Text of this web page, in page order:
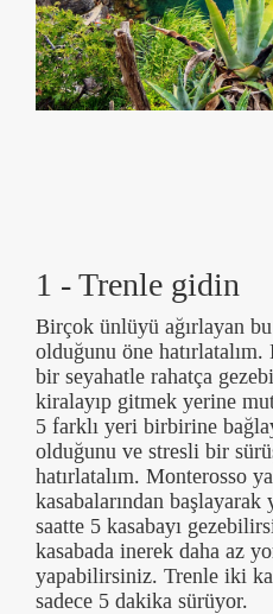
1 - Trenle gidin
Birçok ünlüyü ağırlayan
olduğunu öne
bir seyahatle rahatça
kiralayıp gitmek yerine
5 farklı yeri birbirine
olduğunu ve stresli bir
hatırlatalım. Monterosso
kasabalarından
saatte 5 kasabayı
kasabada inerek daha az
yapabilirsiniz. Trenle iki
sadece 5 dakika sürüyor.